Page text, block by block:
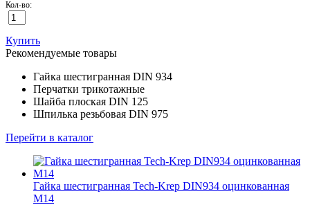
Кол-во:
Купить
Рекомендуемые товары
Гайка шестигранная DIN 934
Перчатки трикотажные
Шайба плоская DIN 125
Шпилька резьбовая DIN 975
Перейти в каталог
Гайка шестигранная Tech-Krep DIN934 оцинкованная
M14